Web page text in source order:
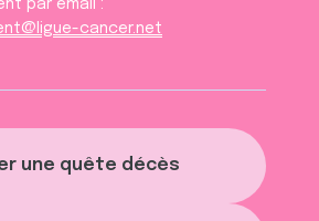
une quête décès
par email :
cancer.net